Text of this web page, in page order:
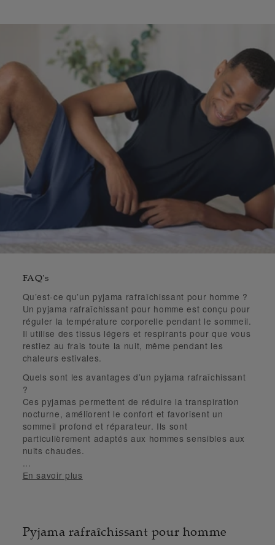
FAQ's
Qu’est-ce qu’un pyjama rafraîchissant pour homme ?
Un pyjama rafraîchissant pour homme est conçu pour
réguler la température corporelle pendant le sommeil.
Il utilise des tissus légers et respirants pour que vous
restiez au frais toute la nuit, même pendant les
chaleurs estivales.
Quels sont les avantages d’un pyjama rafraîchissant
?
Ces pyjamas permettent de réduire la transpiration
nocturne, améliorent le confort et favorisent un
sommeil profond et réparateur. Ils sont
particulièrement adaptés aux hommes sensibles aux
nuits chaudes.
...
En savoir plus
Pyjama rafraîchissant pour homme